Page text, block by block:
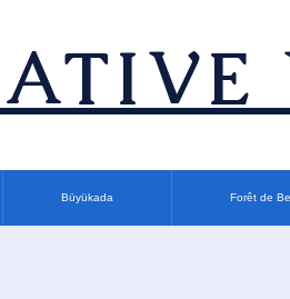
Büyükada Forêt de